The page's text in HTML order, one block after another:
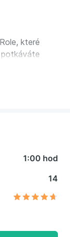
které
potkáváte
je
prostor.
1:00 hod
14